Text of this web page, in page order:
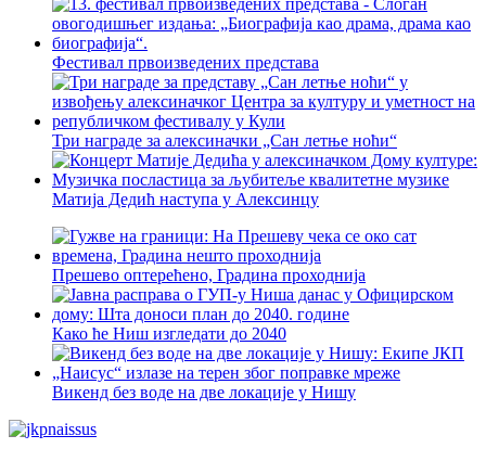
Фестивал првоизведених представа
Три награде за алексиначки „Сан летње ноћи“
Матија Дедић наступа у Алексинцу
Прешево оптерећено, Градина проходнија
Како ће Ниш изгледати до 2040
Викенд без воде на две локације у Нишу